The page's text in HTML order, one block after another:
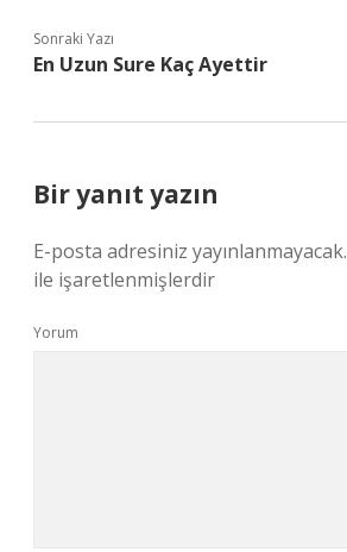
Sonraki Yazı
En Uzun Sure Kaç Ayettir
Bir yanıt yazın
E-posta adresiniz yayınlanmayacak.
ile işaretlenmişlerdir
Yorum